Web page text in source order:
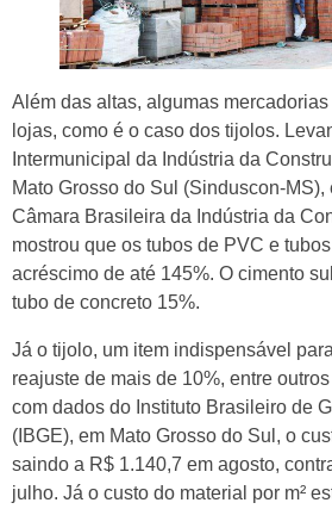
Além das altas, algumas
lojas, como é o caso dos tijolos.
Intermunicipal da Indústria da
Mato Grosso do Sul (Sinduscon-MS),
Câmara Brasileira da Indústria da
mostrou que os tubos de PVC e
acréscimo de até 145%. O cimento
tubo de concreto 15%.
Já o tijolo, um item indispensável
reajuste de mais de 10%, entre
com dados do Instituto Brasileiro de
(IBGE), em Mato Grosso do Sul, o
saindo a R$ 1.140,7 em agosto,
julho. Já o custo do material por m²